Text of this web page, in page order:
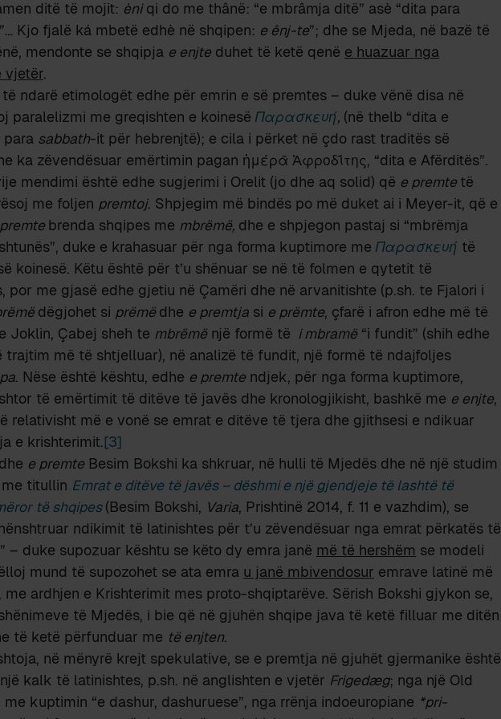
ditë të mojit: èniqi do me thânë: “e mbrâmja ditë” asè “dita para
Kjo fjalë ká mbetë edhè në shqipen: e ênj-te”; dhe se Mjeda, në bazë të
mendonte se shqipja e enjte duhet të ketë qenë e huazuar nga
vjetër.
ndarë etimologët edhe për emrin e së premtes – duke vënë disa në
paralelizmi me greqishten e koinesë Παρασκευή, (në thelb “dita e
para sabbath-it për hebrenjtë); e cila i përket në çdo rast traditës së
ka zëvendësuar emërtimin pagan ἡμέρᾱ Ἀφροδῑ́της, “dita e Afërditës”.
mendimi është edhe sugjerimi i Orelit (jo dhe aq solid) që e premte të
me foljen premtoj. Shpjegim më bindës po më duket ai i Meyer-it, që e
brenda shqipes me mbrëmë, dhe e shpjegon pastaj si “mbrëmja
duke e krahasuar për nga forma kuptimore me Παρασκευή të
koinesë. Këtu është për t’u shënuar se në të folmen e qytetit të
por me gjasë edhe gjetiu në Çamëri dhe në arvanitishte (p.sh. te Fjalori i
dëgjohet si prëmë dhe e premtja si e prëmte, çfarë i afron edhe më të
Joklin, Çabej sheh te mbrëmë një formë të i mbramë “i fundit” (shih edhe
trajtim më të shtjelluar), në analizë të fundit, një formë të ndajfoljes
. Nëse është kështu, edhe e premte ndjek, për nga forma kuptimore,
të emërtimit të ditëve të javës dhe kronologjikisht, bashkë me e enjte,
relativisht më e vonë se emrat e ditëve të tjera dhe gjithsesi e ndikuar
e krishterimit.[3]
dhe e premte Besim Bokshi ka shkruar, në hulli të Mjedës dhe në një studim
titullin Emrat e ditëve të javës – dëshmi e një gjendjeje të lashtë të
të shqipes(Besim Bokshi, Varia, Prishtinë 2014, f. 11 e vazhdim), se
ndikimit të latinishtes për t’u zëvendësuar nga emrat përkatës të
– duke supozuar kështu se këto dy emra janë më të hershëm se modeli
mund të supozohet se ata emra u janë mbivendosur emrave latinë më
me ardhjen e Krishterimit mes proto-shqiptarëve. Sërish Bokshi gjykon se,
të Mjedës, i bie që në gjuhën shqipe java të ketë filluar me ditën
të ketë përfunduar me të enjten.
në mënyrë krejt spekulative, se e premtja në gjuhët gjermanike është
kalk të latinishtes, p.sh. në anglishten e vjetër Frigedæg; nga një Old
me kuptimin “e dashur, dashuruese”, nga rrënja indoeuropiane *pri-